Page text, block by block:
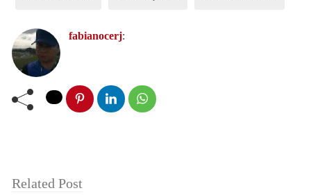
fabianocerj:
Related Post